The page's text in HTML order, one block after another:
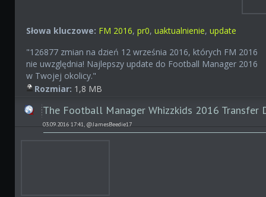
Słowa kluczowe: FM 2016,pr0,uaktualnienie,update
"126877 zmian na dzień 12 września 2016, których FM 2016
nie uwzględnia! Najlepszy update do Football Manager 2016
w Twojej okolicy."
Rozmiar: 1,8 MB
The Football Manager Whizzkids 2016 Transfer
03.09.2016 17:41, @JamesBeedie17